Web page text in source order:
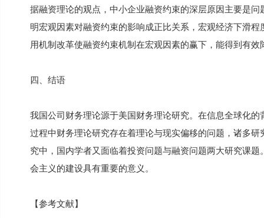
据融资理论的观点，中小企业融资约束的深层原因主要是
明宏观因素对融资约束的影响成正比关系，宏观经济下滑
用机制改革使融资约束机制在宏观因素的赢下，能得到有
四、结语
我国公司财务理论源于美国财务理论研究。在信息全球化
过程中财务理论研究存在着理论与现实偏移的问题，诸多
究中，国内学者又面临着投资问题与融资问题两大研究课
会主义的建设具有重要的意义。
【参考文献】